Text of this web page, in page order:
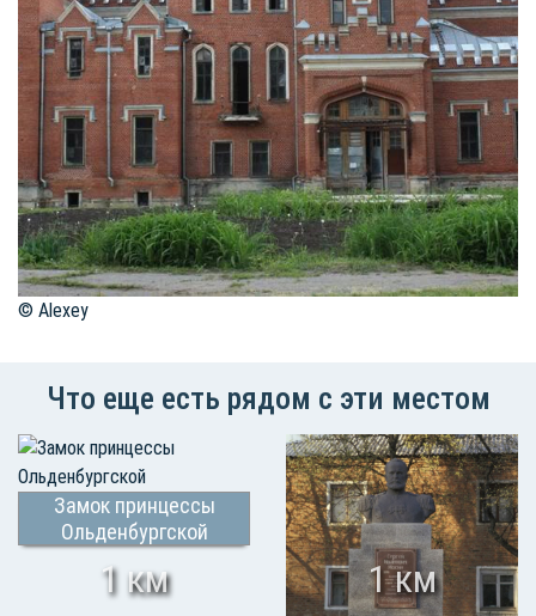
© Alexey
Что еще есть рядом с эти местом
Замок принцессы
Ольденбургской
1 км 1 км